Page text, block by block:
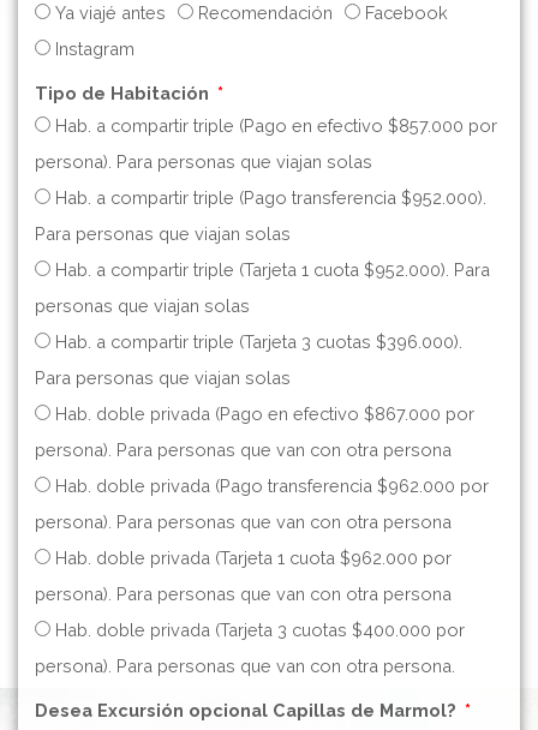
Ya viajé antes
Recomendación
Facebook
Instagram
Tipo de Habitación
Hab. a compartir triple (Pago en efectivo $857.000 por
persona). Para personas que viajan solas
Hab. a compartir triple (Pago transferencia $952.000).
Para personas que viajan solas
Hab. a compartir triple (Tarjeta 1 cuota $952.000). Para
personas que viajan solas
Hab. a compartir triple (Tarjeta 3 cuotas $396.000).
Para personas que viajan solas
Hab. doble privada (Pago en efectivo $867.000 por
persona). Para personas que van con otra persona
Hab. doble privada (Pago transferencia $962.000 por
persona). Para personas que van con otra persona
Hab. doble privada (Tarjeta 1 cuota $962.000 por
persona). Para personas que van con otra persona
Hab. doble privada (Tarjeta 3 cuotas $400.000 por
persona). Para personas que van con otra persona.
Desea Excursión opcional Capillas de Marmol?